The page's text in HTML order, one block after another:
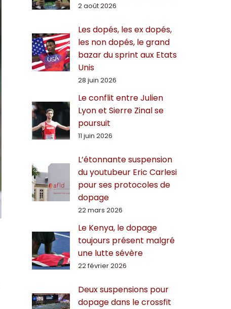
2 août 2026
Les dopés, les ex dopés,
les non dopés, le grand
bazar du sprint aux Etats
Unis
28 juin 2026
Le conflit entre Julien
Lyon et Sierre Zinal se
poursuit
11 juin 2026
L’étonnante suspension
du youtubeur Eric Carlesi
pour ses protocoles de
dopage
22 mars 2026
Le Kenya, le dopage
toujours présent malgré
une lutte sévère
22 février 2026
Deux suspensions pour
dopage dans le crossfit